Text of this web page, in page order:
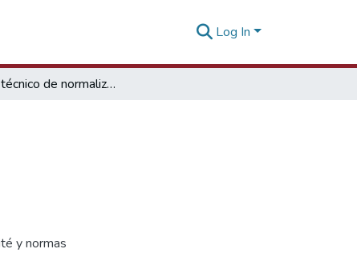
Log In
Comité técnico de normalización de palta
y normas